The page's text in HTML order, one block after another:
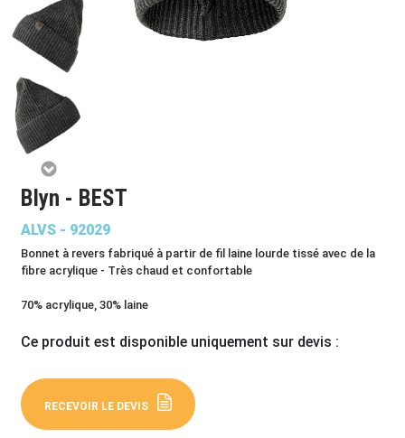
Blyn - BEST
ALVS - 92029
Bonnet à revers fabriqué à partir de fil laine lourde tissé avec de la
fibre acrylique - Très chaud et confortable
70% acrylique, 30% laine
Ce produit est disponible uniquement sur devis :
RECEVOIR LE DEVIS